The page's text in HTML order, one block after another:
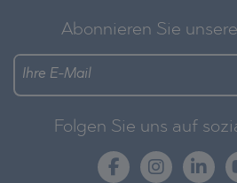
Abonnieren Sie
Folgen Sie uns auf